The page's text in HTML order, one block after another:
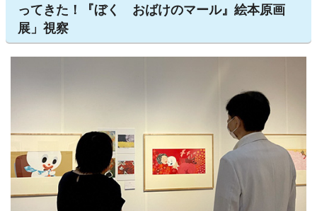
ってきた！『ぼく おばけのマール』絵本原画
展」視察